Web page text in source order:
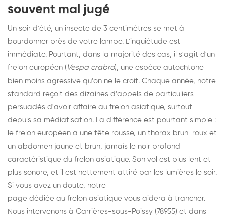
souvent mal jugé
Un soir d'été, un insecte de 3 centimètres se met à
bourdonner près de votre lampe. L'inquiétude est
immédiate. Pourtant, dans la majorité des cas, il s'agit d'un
frelon européen ( Vespa crabro), une espèce autochtone
bien moins agressive qu'on ne le croit. Chaque année, notre
standard reçoit des dizaines d'appels de particuliers
persuadés d'avoir affaire au frelon asiatique, surtout
depuis sa médiatisation. La différence est pourtant simple :
le frelon européen a une tête rousse, un thorax brun-roux et
un abdomen jaune et brun, jamais le noir profond
caractéristique du frelon asiatique. Son vol est plus lent et
plus sonore, et il est nettement attiré par les lumières le soir.
Si vous avez un doute, notre
page dédiée au frelon asiatique vous aidera à trancher.
Nous intervenons à Carrières-sous-Poissy (78955) et dans